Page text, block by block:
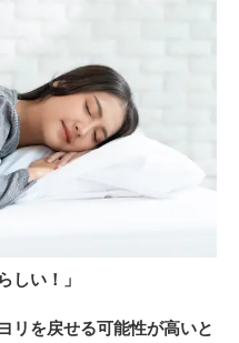
しい！」
リを戻せる可能性が高いと